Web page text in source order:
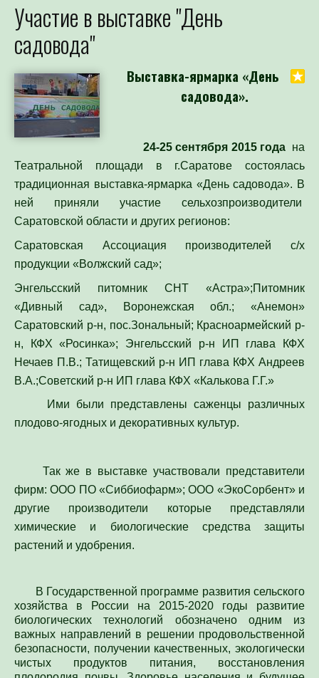
Для определения
Специалист филиала по
Участие в выставке "День
садовода"
Выставка-ярмарка «День
садовода».
24-25 сентября 2015 года
Театральной площади в г.Саратове состоялась
традиционная выставка-ярмарка «День садовода». В
ней приняли участие сельхозпроизводители
Саратовской области и других регионов:
Саратовская Ассоциация производителей с/х
продукции «Волжский сад»;
Энгельсский питомник СНТ «Астра»;Питомник
«Дивный сад», Воронежская обл.; «Анемон»
Саратовский р-н, пос.Зональный; Красноармейский р-
н, КФХ «Росинка»; Энгельсский р-н ИП глава КФХ
Нечаев П.В.; Татищевский р-н ИП глава КФХ Андреев
В.А.;Советский р-н ИП глава КФХ «Калькова Г.Г.»
Ими были представлены саженцы различных
Так же в выставке участвовали представители
фирм: ООО ПО «Сиббиофарм»; ООО «ЭкоСорбент» и
химические и биологические средства защиты
растений и удобрения.
В Государственной программе развития сельского
хозяйства в России на 2015-2020 годы развитие
биологических технологий обозначено одним из
важных направлений в решении продовольственной
безопасности, получении качественных, экологически
чистых продуктов питания, восстановления
плодородия почвы. Здоровье населения и будущее